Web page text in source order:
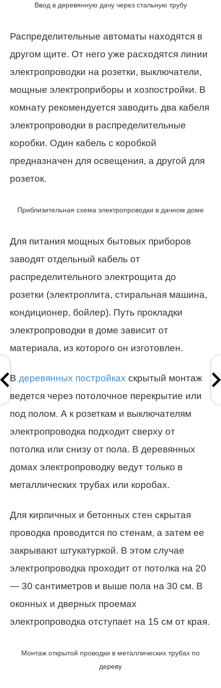
Ввод в деревянную дачу через стальную трубу
Распределительные автоматы находятся в
другом щите. От него уже расходятся линии
электропроводки на розетки, выключатели,
мощные электроприборы и хозпостройки. В
комнату рекомендуется заводить два кабеля
электропроводки в распределительные
коробки. Один кабель с коробкой
предназначен для освещения, а другой для
розеток.
Приблизительная схема электропроводки в дачном доме
Для питания мощных бытовых приборов
заводят отдельный кабель от
распределительного электрощита до
розетки (электроплита, стиральная машина,
кондиционер, бойлер). Путь прокладки
электропроводки в доме зависит от
материала, из которого он изготовлен.
В деревянных постройках скрытый монтаж
ведется через потолочное перекрытие или
под полом. А к розеткам и выключателям
электропроводка подходит сверху от
потолка или снизу от пола. В деревянных
домах электропроводку ведут только в
металлических трубах или коробах.
Для кирпичных и бетонных стен скрытая
проводка проводится по стенам, а затем ее
закрывают штукатуркой. В этом случае
электропроводка проходит от потолка на 20
— 30 сантиметров и выше пола на 30 см. В
оконных и дверных проемах
электропроводка отступает на 15 см от края.
Монтаж открытой проводки в металлических трубах по
дереву